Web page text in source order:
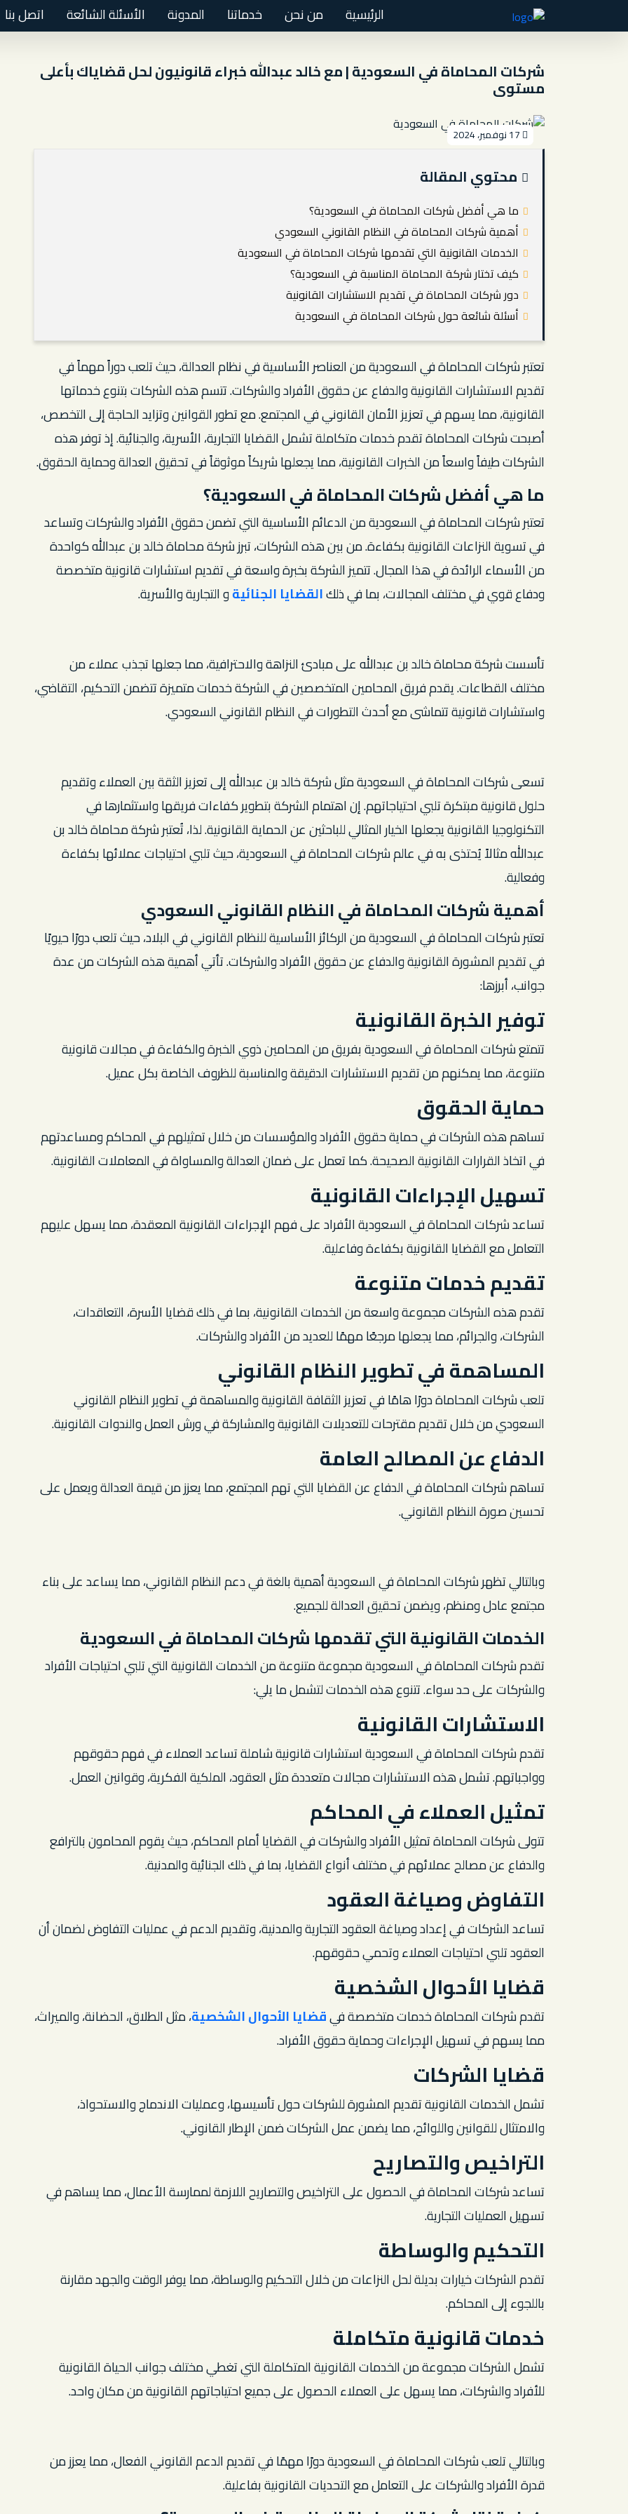
الرئيسية من نحن خدماتنا المدونة الأسئلة الشائعة اتصل بنا
شركات المحاماة في السعودية | مع خالد عبدالله خبراء قانونيون لحل قضاياك بأعلى
مستوى
محتوي المقالة
ما هي أفضل شركات المحاماة في السعودية؟
أهمية شركات المحاماة في النظام القانوني السعودي
الخدمات القانونية التي تقدمها شركات المحاماة في السعودية
كيف تختار شركة المحاماة المناسبة في السعودية؟
دور شركات المحاماة في تقديم الاستشارات القانونية
أسئلة شائعة حول شركات المحاماة في السعودية
تعتبر شركات المحاماة في السعودية من العناصر الأساسية في نظام العدالة، حيث تلعب دوراً مهماً في
تقديم الاستشارات القانونية والدفاع عن حقوق الأفراد والشركات. تتسم هذه الشركات بتنوع خدماتها
القانونية، مما يسهم في تعزيز الأمان القانوني في المجتمع. مع تطور القوانين وتزايد الحاجة إلى التخصص،
أصبحت شركات المحاماة تقدم خدمات متكاملة تشمل القضايا التجارية، الأسرية، والجنائية. إذ توفر هذه
الشركات طيفاً واسعاً من الخبرات القانونية، مما يجعلها شريكاً موثوقاً في تحقيق العدالة وحماية الحقوق.
ما هي أفضل شركات المحاماة في السعودية؟
تعتبر شركات المحاماة في السعودية من الدعائم الأساسية التي تضمن حقوق الأفراد والشركات وتساعد
في تسوية النزاعات القانونية بكفاءة. من بين هذه الشركات، تبرز شركة محاماة خالد بن عبدالله كواحدة
من الأسماء الرائدة في هذا المجال. تتميز الشركة بخبرة واسعة في تقديم استشارات قانونية متخصصة
ودفاع قوي في مختلف المجالات، بما في ذلكالقضايا الجنائيةوالتجارية والأسرية.
تأسست شركة محاماة خالد بن عبدالله على مبادئ النزاهة والاحترافية، مما جعلها تجذب عملاء من
مختلف القطاعات. يقدم فريق المحامين المتخصصين في الشركة خدمات متميزة تتضمن التحكيم، التقاضي،
واستشارات قانونية تتماشى مع أحدث التطورات في النظام القانوني السعودي.
تسعى شركات المحاماة في السعودية مثل شركة خالد بن عبدالله إلى تعزيز الثقة بين العملاء وتقديم
حلول قانونية مبتكرة تلبي احتياجاتهم. إن اهتمام الشركة بتطوير كفاءات فريقها واستثمارها في
التكنولوجيا القانونية يجعلها الخيار المثالي للباحثين عن الحماية القانونية. لذا، تُعتبر شركة محاماة خالد بن
عبدالله مثالاً يُحتذى به في عالم شركات المحاماة في السعودية، حيث تلبي احتياجات عملائها بكفاءة
وفعالية.
أهمية شركات المحاماة في النظام القانوني السعودي
تعتبر شركات المحاماة في السعودية من الركائز الأساسية للنظام القانوني في البلاد، حيث تلعب دورًا حيويًا
في تقديم المشورة القانونية والدفاع عن حقوق الأفراد والشركات. تأتي أهمية هذه الشركات من عدة
جوانب، أبرزها:
توفير الخبرة القانونية
تتمتع شركات المحاماة في السعودية بفريق من المحامين ذوي الخبرة والكفاءة في مجالات قانونية
متنوعة، مما يمكنهم من تقديم الاستشارات الدقيقة والمناسبة للظروف الخاصة بكل عميل.
حماية الحقوق
تساهم هذه الشركات في حماية حقوق الأفراد والمؤسسات من خلال تمثيلهم في المحاكم ومساعدتهم
في اتخاذ القرارات القانونية الصحيحة. كما تعمل على ضمان العدالة والمساواة في المعاملات القانونية.
تسهيل الإجراءات القانونية
تساعد شركات المحاماة في السعودية الأفراد على فهم الإجراءات القانونية المعقدة، مما يسهل عليهم
التعامل مع القضايا القانونية بكفاءة وفاعلية.
تقديم خدمات متنوعة
تقدم هذه الشركات مجموعة واسعة من الخدمات القانونية، بما في ذلك قضايا الأسرة، التعاقدات،
الشركات، والجرائم، مما يجعلها مرجعًا مهمًا للعديد من الأفراد والشركات.
المساهمة في تطوير النظام القانوني
تلعب شركات المحاماة دورًا هامًا في تعزيز الثقافة القانونية والمساهمة في تطوير النظام القانوني
السعودي من خلال تقديم مقترحات للتعديلات القانونية والمشاركة في ورش العمل والندوات القانونية.
الدفاع عن المصالح العامة
تساهم شركات المحاماة في الدفاع عن القضايا التي تهم المجتمع، مما يعزز من قيمة العدالة ويعمل على
تحسين صورة النظام القانوني.
وبالتالي تظهر شركات المحاماة في السعودية أهمية بالغة في دعم النظام القانوني، مما يساعد على بناء
مجتمع عادل ومنظم، ويضمن تحقيق العدالة للجميع.
الخدمات القانونية التي تقدمها شركات المحاماة في السعودية
تقدم شركات المحاماة في السعودية مجموعة متنوعة من الخدمات القانونية التي تلبي احتياجات الأفراد
والشركات على حد سواء. تتنوع هذه الخدمات لتشمل ما يلي:
الاستشارات القانونية
تقدم شركات المحاماة في السعودية استشارات قانونية شاملة تساعد العملاء في فهم حقوقهم
وواجباتهم. تشمل هذه الاستشارات مجالات متعددة مثل العقود، الملكية الفكرية، وقوانين العمل.
تمثيل العملاء في المحاكم
تتولى شركات المحاماة تمثيل الأفراد والشركات في القضايا أمام المحاكم، حيث يقوم المحامون بالترافع
والدفاع عن مصالح عملائهم في مختلف أنواع القضايا، بما في ذلك الجنائية والمدنية.
التفاوض وصياغة العقود
تساعد الشركات في إعداد وصياغة العقود التجارية والمدنية، وتقديم الدعم في عمليات التفاوض لضمان أن
العقود تلبي احتياجات العملاء وتحمي حقوقهم.
قضايا الأحوال الشخصية
تقدم شركات المحاماة خدمات متخصصة فيقضايا الأحوال الشخصية، مثل الطلاق، الحضانة، والميراث،
مما يسهم في تسهيل الإجراءات وحماية حقوق الأفراد.
قضايا الشركات
تشمل الخدمات القانونية تقديم المشورة للشركات حول تأسيسها، وعمليات الاندماج والاستحواذ،
والامتثال للقوانين واللوائح، مما يضمن عمل الشركات ضمن الإطار القانوني.
التراخيص والتصاريح
تساعد شركات المحاماة في الحصول على التراخيص والتصاريح اللازمة لممارسة الأعمال، مما يساهم في
تسهيل العمليات التجارية.
التحكيم والوساطة
تقدم الشركات خيارات بديلة لحل النزاعات من خلال التحكيم والوساطة، مما يوفر الوقت والجهد مقارنة
باللجوء إلى المحاكم.
خدمات قانونية متكاملة
تشمل الشركات مجموعة من الخدمات القانونية المتكاملة التي تغطي مختلف جوانب الحياة القانونية
للأفراد والشركات، مما يسهل على العملاء الحصول على جميع احتياجاتهم القانونية من مكان واحد.
وبالتالي تلعب شركات المحاماة في السعودية دورًا مهمًا في تقديم الدعم القانوني الفعال، مما يعزز من
قدرة الأفراد والشركات على التعامل مع التحديات القانونية بفاعلية.